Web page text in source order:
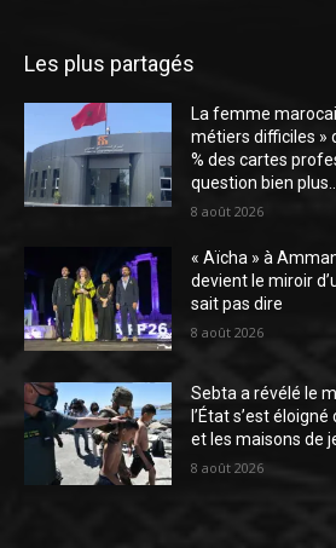
Les plus partagés
La femme
métiers difficiles »
% des cartes
question bien plus...
8 août 2026
« Aïcha » à
devient le miroir
sait pas dire
8 août 2026
Sebta a révélé le
l’État s’est
et les maisons de
8 août 2026